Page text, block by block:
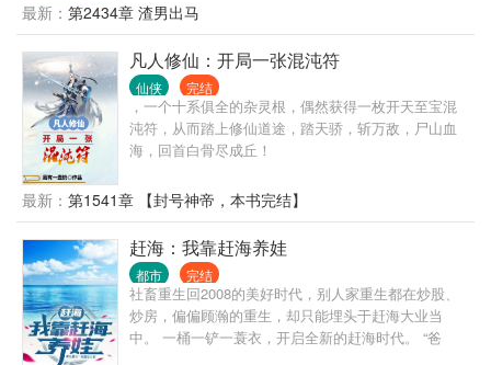
了成为真正的男子汉，太监叶十三，注定经历九九八
十一难……
最新： 第2434章 渣男出马
凡人修仙：开局一张混沌符
仙侠 完结
，一个十系俱全的杂灵根，偶然获得一枚开天至宝混
沌符，从而踏上修仙道途，踏天骄，斩万敌，尸山血
海，回首白骨尽成丘！
最新： 第1541章 【封号神帝，本书完结】
赶海：我靠赶海养娃
都市 完结
社畜重生回2008的美好时代，别人家重生都在炒股、
炒房，偏偏顾瀚的重生，却只能埋头于赶海大业当
中。 一桶一铲一蓑衣，开启全新的赶海时代。 “爸